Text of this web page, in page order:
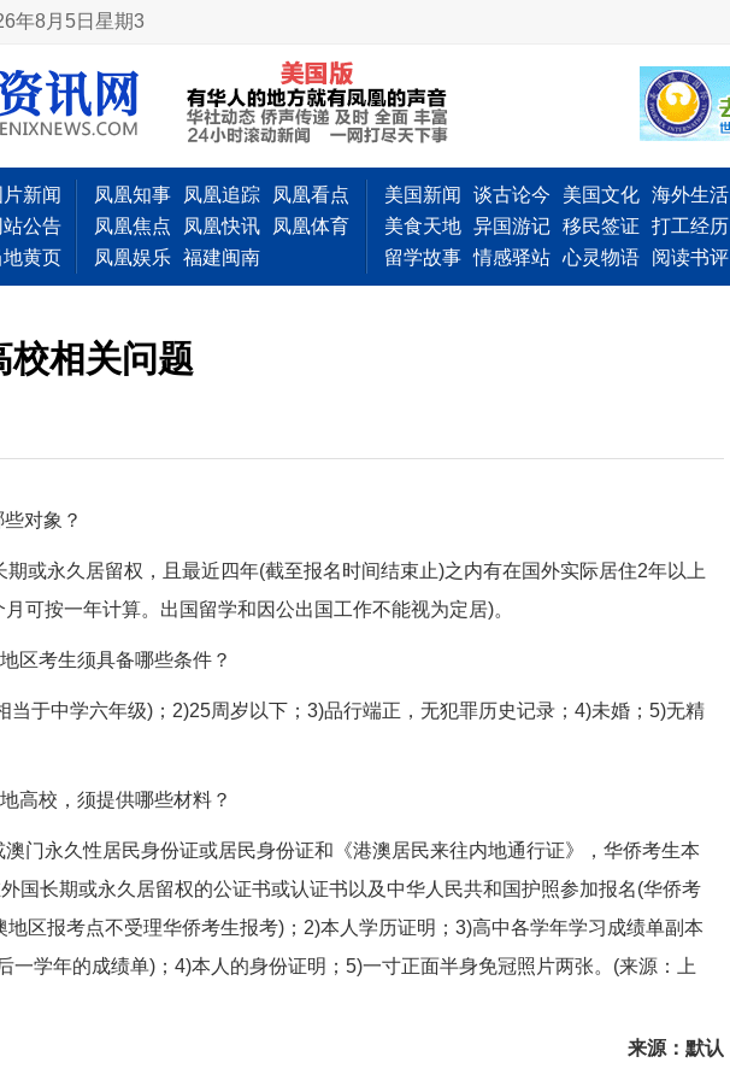
年8月5日星期3
片新闻
站公告
地黄页
凤凰知事 凤凰追踪
凤凰看点
凤凰焦点
凤凰快讯
凤凰体育
凤凰娱乐 福建闽南
美国新闻 谈古论今 美国文化 海外生活
美食天地 异国游记 移民签证
打工经历
留学故事 情感驿站 心灵物语 阅读书评
校相关问题
对象？
永久居留权，且最近四年(截至报名时间结束止)之内有在国外实际居住2年以上
可按一年计算。出国留学和因公出国工作不能视为定居)。
考生须具备哪些条件？
于中学六年级)；2)25周岁以下；3)品行端正，无犯罪历史记录；4)未婚；5)无精
校，须提供哪些材料？
永久性居民身份证或居民身份证和《港澳居民来往内地通行证》，华侨考生本
国长期或永久居留权的公证书或认证书以及中华人民共和国护照参加报名(华侨考
区报考点不受理华侨考生报考)；2)本人学历证明；3)高中各学年学习成绩单副本
一学年的成绩单)；4)本人的身份证明；5)一寸正面半身免冠照片两张。(来源：上
来源：默认